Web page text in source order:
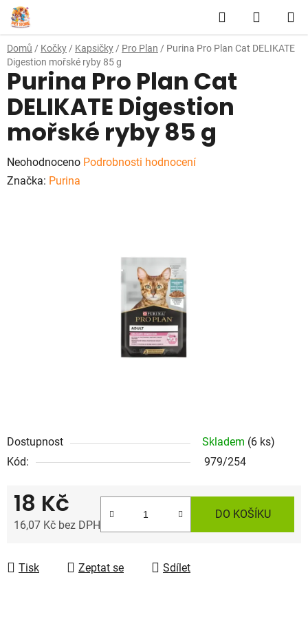
Přejít
na
obsah
Hledat
KOŠÍK
Domů / Kočky / Kapsičky / Pro Plan / Purina Pro Plan Cat DELIKATE
Digestion mořské ryby 85 g
Dostupnost Skladem (6 ks)
Kód:
979/254
18 Kč
16,07 Kč bez DPH
DO KOŠÍKU
Tisk Zeptat se Sdílet
Purina Pro Plan Cat
DELIKATE Digestion
mořské ryby 85 g
Průměrné
hodnocení
Neohodnoceno Podrobnosti hodnocení
Značka: Purina